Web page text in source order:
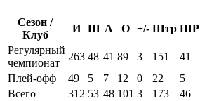
Сезон /
Клуб
И Ш А О +/- Штр ШР
Регулярный
чемпионат
263 48 41 89 3 151 41
Плей-офф
49 5 7 12 0 22 5
Всего
312 53 48 101 3 173 46